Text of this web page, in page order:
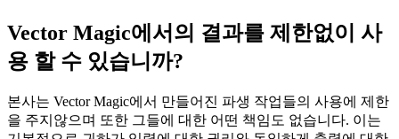
Vector Magic에서의 결과를 제한없이 사
용 할 수 있습니까?
본사는 Vector Magic에서 만들어진 파생 작업들의 사용에 제한
을 주지않으며 또한 그들에 대한 어떤 책임도 없습니다. 이는